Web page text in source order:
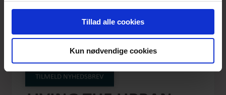
Tillad alle cookies
Kun nødvendige cookies
TILMELD NYHEDSBREV